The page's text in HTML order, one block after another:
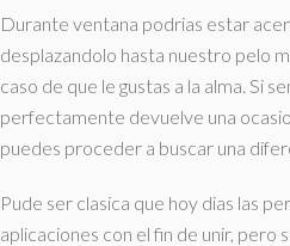
Durante ventana podrias estar
desplazandolo hasta nuestro pelo
caso de que le gustas a la alma. Si
perfectamente devuelve una
puedes proceder a buscar una
Pude ser clasica que hoy dias las
aplicaciones con el fin de unir,